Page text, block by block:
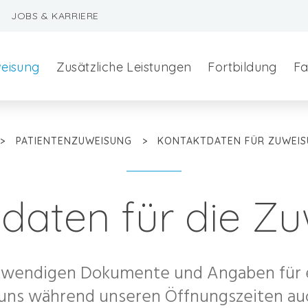
JOBS & KARRIERE
Zusätzliche Leistungen Fortbildung
> PATIENTENZUWEISUNG > KONTAKTDATEN FÜR
für die
Dokumente und Angaben für
während unseren Öffnungszeiten